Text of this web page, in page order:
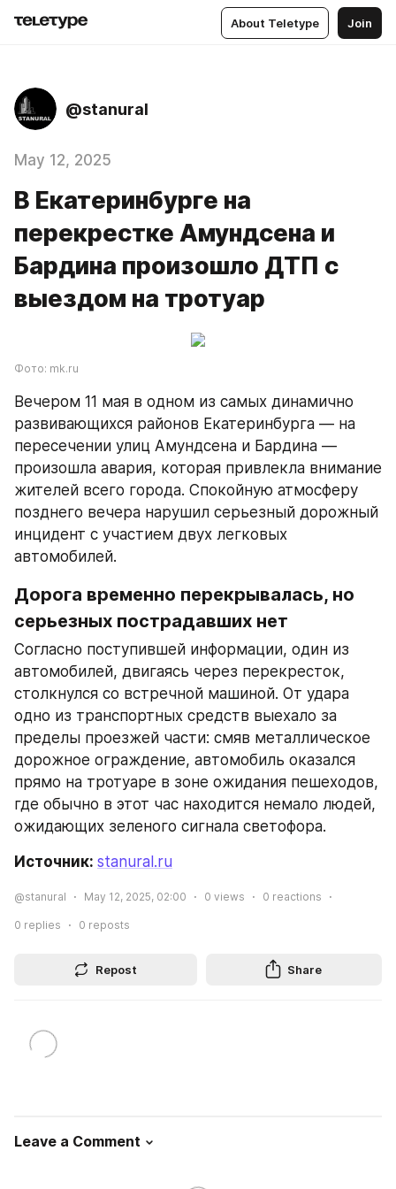
About Teletype Join
@stanural
May 12, 2025
В Екатеринбурге на
перекрестке Амундсена и
Бардина произошло ДТП с
выездом на тротуар
Фото: mk.ru
Вечером 11 мая в одном из самых динамично
развивающихся районов Екатеринбурга — на
пересечении улиц Амундсена и Бардина —
произошла авария, которая привлекла внимание
жителей всего города. Спокойную атмосферу
позднего вечера нарушил серьезный дорожный
инцидент с участием двух легковых
автомобилей.
Дорога временно перекрывалась, но
серьезных пострадавших нет
Согласно поступившей информации, один из
автомобилей, двигаясь через перекресток,
столкнулся со встречной машиной. От удара
одно из транспортных средств выехало за
пределы проезжей части: смяв металлическое
дорожное ограждение, автомобиль оказался
прямо на тротуаре в зоне ожидания пешеходов,
где обычно в этот час находится немало людей,
ожидающих зеленого сигнала светофора.
Источник: stanural.ru
@stanural May 12, 2025, 02:00 0 views 0 reactions
0 replies 0 reposts
Repost Share
Leave a Comment